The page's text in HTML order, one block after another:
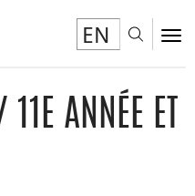
EN
ANNÉE ET